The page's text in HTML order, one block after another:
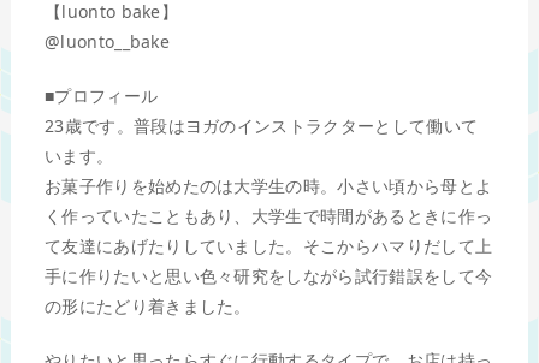
【luonto bake】
@luonto__bake
■プロフィール
23歳です。普段はヨガのインストラクターとして働いて
います。
お菓子作りを始めたのは大学生の時。小さい頃から母とよ
く作っていたこともあり、大学生で時間があるときに作っ
て友達にあげたりしていました。そこからハマりだして上
手に作りたいと思い色々研究をしながら試行錯誤をして今
の形にたどり着きました。